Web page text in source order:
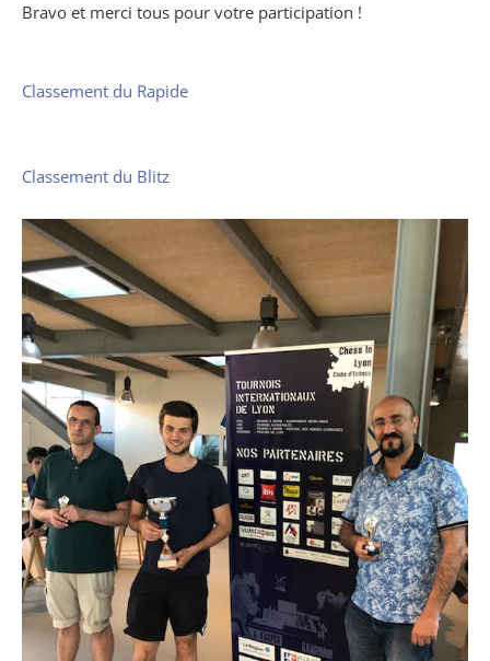
Bravo et merci tous pour votre participation !
Classement du Rapide
Classement du Blitz